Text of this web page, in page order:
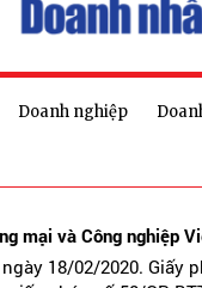
Doanh nghiệp
mại và Công nghiệp
18/02/2020. Giấy